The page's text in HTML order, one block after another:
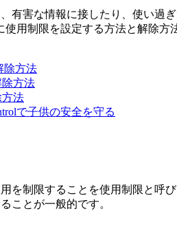
有害な情報に接したり、使い過
使用制限を設定する方法と解除
除方法
除方法
方法
で子供の安全を守る
を制限することを使用制限と呼
ことが一般的です。